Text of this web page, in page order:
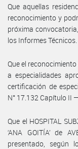
Que aquellas
reconocimiento y
próxima
los Informes Técnicos.
Que el
a especialidades
certificación de
N° 17.132 Capítulo II
Que el HOSPITAL
‘ANA GOITÍA’ de
presentado, según